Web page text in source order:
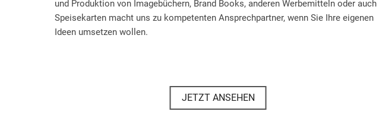
und Produktion von Imagebüchern, Brand Books, anderen Werbemitteln oder auch
Speisekarten macht uns zu kompetenten Ansprechpartner, wenn Sie Ihre eigenen
Ideen umsetzen wollen.
JETZT ANSEHEN